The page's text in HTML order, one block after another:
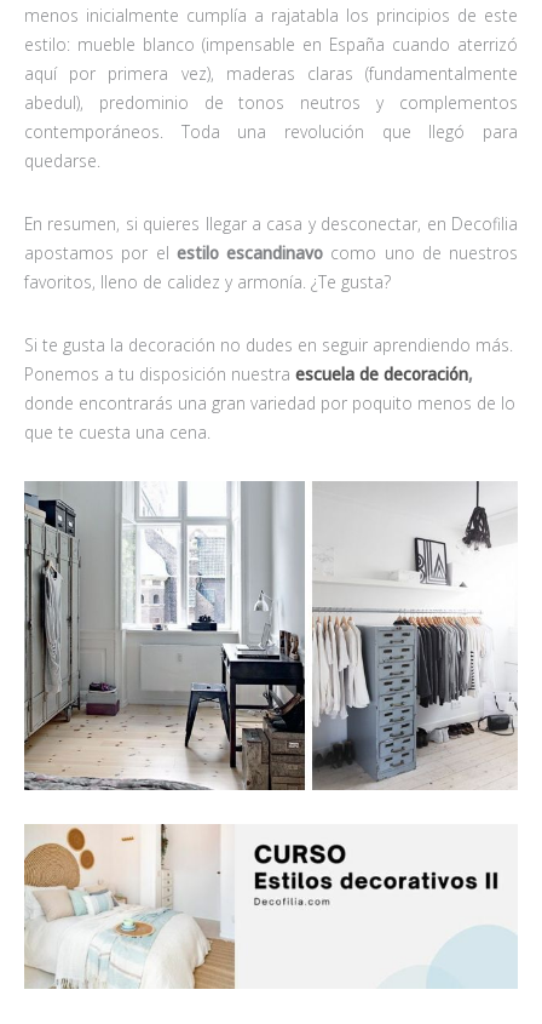
menos inicialmente cumplía a rajatabla los principios de este
estilo: mueble blanco (impensable en España cuando aterrizó
aquí por primera vez), maderas claras (fundamentalmente
abedul), predominio de tonos neutros y complementos
contemporáneos. Toda una revolución que llegó para
quedarse.
En resumen, si quieres llegar a casa y desconectar, en Decofilia
apostamos por el estilo escandinavo como uno de nuestros
favoritos, lleno de calidez y armonía. ¿Te gusta?
Si te gusta la decoración no dudes en seguir aprendiendo más.
Ponemos a tu disposición nuestra escuela de decoración,
donde encontrarás una gran variedad por poquito menos de lo
que te cuesta una cena.